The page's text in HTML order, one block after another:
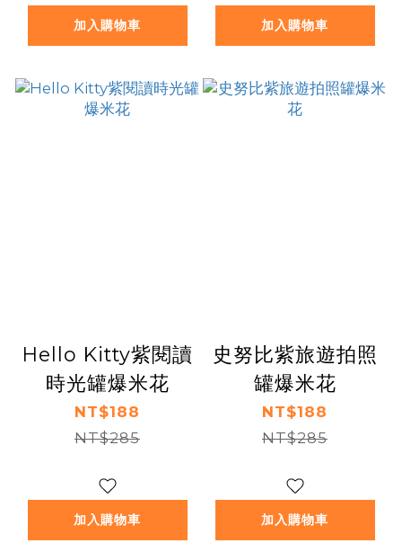
加入購物車 加入購物車
Hello Kitty紫閱讀
時光罐爆米花
NT$188
NT$285
加入購物車
史努比紫旅遊拍照
罐爆米花
NT$188
NT$285
加入購物車